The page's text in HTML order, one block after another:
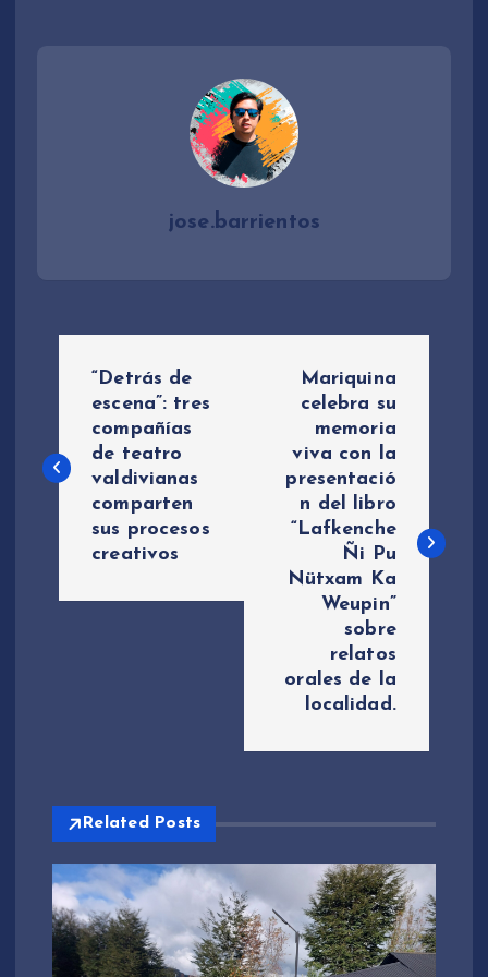
jose.barrientos
v
n
d
e
“Detrás de
escena”: tres
compañías
de teatro
valdivianas
comparten
sus procesos
creativos
Mariquina
celebra su
memoria
viva con la
presentació
n del libro
“Lafkenche
Ñi Pu
Nütxam Ka
Weupin”
sobre
relatos
orales de la
localidad.
Related Posts